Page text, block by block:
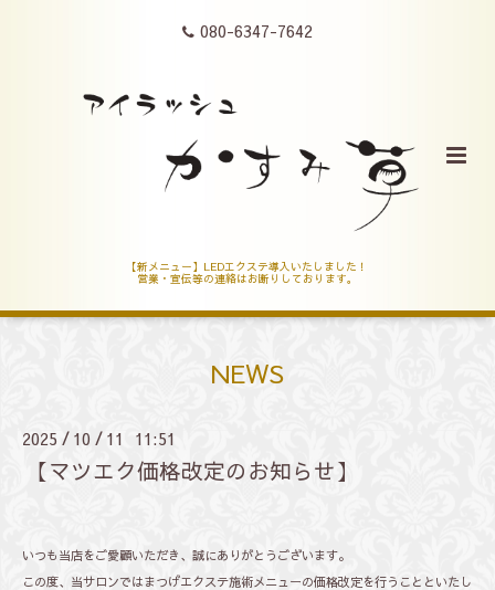
080-6347-7642
【新メニュー】LEDエクステ導入いたしました！
営業・宣伝等の連絡はお断りしております。
NEWS
2025 / 10 / 11 11:51
【マツエク価格改定のお知らせ】
いつも当店をご愛顧いただき、誠にありがとうございます。
この度、当サロンではまつげエクステ施術メニューの価格改定を行うことといたし